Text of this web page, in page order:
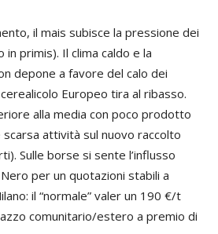
il mais subisce la pressione dei
primis). Il clima caldo e la
depone a favore del calo dei
Europeo tira al ribasso.
alla media con poco prodotto
attività sul nuovo raccolto
Sulle borse si sente l’influsso
per un quotazioni stabili a
il “normale” valer un 190 €/t
comunitario/estero a premio di